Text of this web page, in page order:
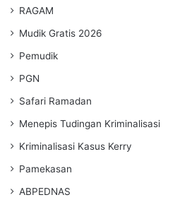
RAGAM
Mudik Gratis 2026
Pemudik
PGN
Safari Ramadan
Menepis Tudingan Kriminalisasi
Kriminalisasi Kasus Kerry
Pamekasan
ABPEDNAS